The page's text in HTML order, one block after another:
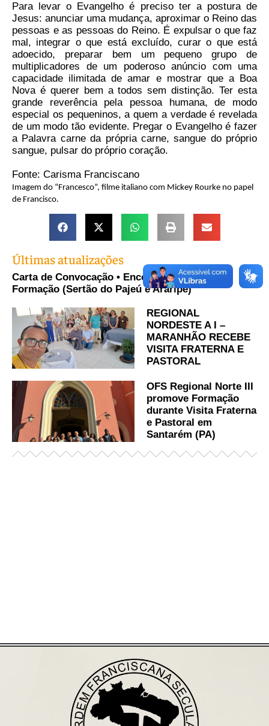
Para levar o Evangelho é preciso ter a postura de
Jesus: anunciar uma mudança, aproximar o Reino das
pessoas e as pessoas do Reino. É expulsar o que faz
mal, integrar o que está excluído, curar o que está
adoecido, preparar bem um pequeno grupo de
multiplicadores de um poderoso anúncio com uma
capacidade ilimitada de amar e mostrar que a Boa
Nova é querer bem a todos sem distinção. Ter esta
grande reverência pela pessoa humana, de modo
especial os pequeninos, a quem a verdade é revelada
de um modo tão evidente. Pregar o Evangelho é fazer
a Palavra carne da própria carne, sangue do próprio
sangue, pulsar do próprio coração.
Fonte: Carisma Franciscano
Imagem do “Francesco”, filme italiano com Mickey Rourke no papel
de Francisco.
Últimas atualizações
Carta de Convocação • Encontro Distrital de
Formação (Sertão do Pajeú e Araripe)
REGIONAL
NORDESTE A I –
MARANHÃO RECEBE
VISITA FRATERNA E
PASTORAL
OFS Regional Norte III
promove Formação
durante Visita Fraterna
e Pastoral em
Santarém (PA)